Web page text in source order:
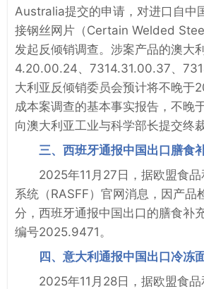
Australia提交的申请，对进口自中
接钢丝网片（Certain Welded
发起反倾销调查。涉案产品的澳大
4.20.00.24、7314.31.00.37、
大利亚反倾销委员会预计将不晚于
成本案调查的基本事实报告，不晚
向澳大利亚工业与科学部长提交终裁
三、西班牙通报中国出口膳食
2025年11月27日，据欧盟食
系统（RASFF）官网消息，因产品
分，西班牙通报中国出口的膳食补
编号2025.9471。
四、意大利通报中国出口冷冻
2025年11月28日，据欧盟食